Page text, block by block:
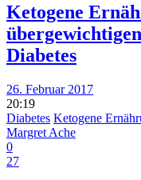
Ketogene
Diabetes
26. Februar 2017
20:19
Diabetes Ketogene
Margret Ache
0
27